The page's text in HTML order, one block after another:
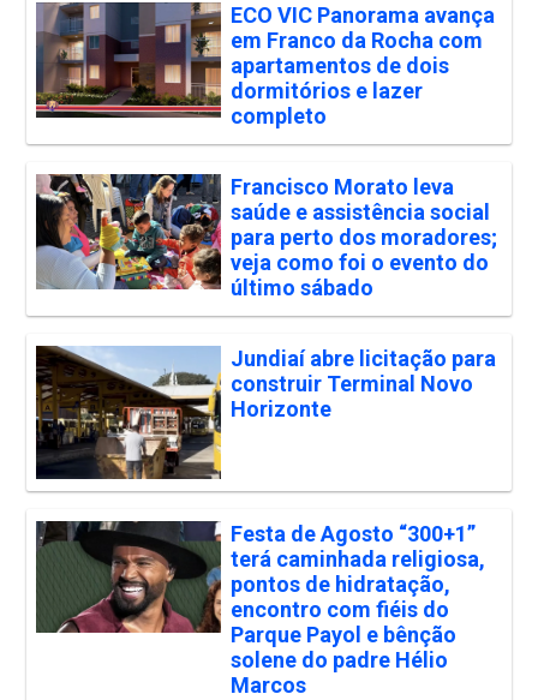
ECO VIC Panorama avança
em Franco da Rocha com
apartamentos de dois
dormitórios e lazer
completo
Francisco Morato leva
saúde e assistência social
para perto dos moradores;
veja como foi o evento do
último sábado
Jundiaí abre licitação para
construir Terminal Novo
Horizonte
Festa de Agosto “300+1”
terá caminhada religiosa,
pontos de hidratação,
encontro com fiéis do
Parque Payol e bênção
solene do padre Hélio
Marcos